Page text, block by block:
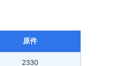
原件
2330